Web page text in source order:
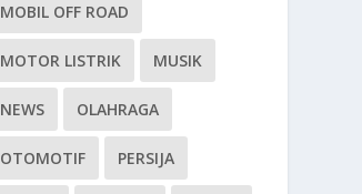
MOBIL OFF ROAD
MOTOR LISTRIK MUSIK
NEWS OLAHRAGA
OTOMOTIF PERSIJA